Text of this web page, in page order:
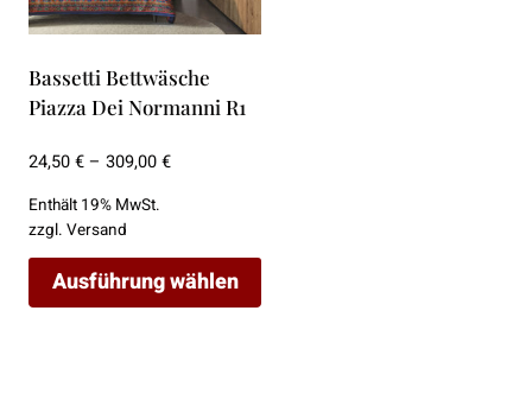
Bassetti Bettwäsche
Piazza Dei Normanni R1
24,50€– 309,00€Preisspanne:
Enthält 19% MwSt.
zzgl. Versand
Ausführung wählen